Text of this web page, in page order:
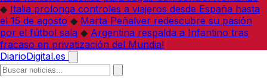
◆ Italia prolonga controles a viajeros desde España hasta
el 15 de agosto ◆ Marta Peñalver redescubre su pasión
por el fútbol sala ◆ Argentina respalda a Infantino tras
fracaso en privatización del Mundial
DiarioDigital.es